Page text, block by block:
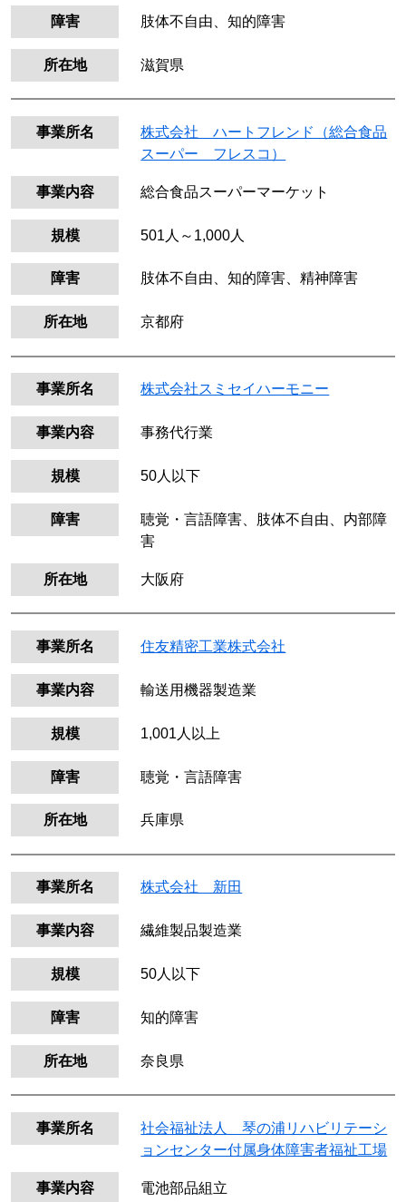
障害 肢体不自由、知的障害
所在地 滋賀県
事業所名
株式会社 ハートフレンド（総合食品
スーパー フレスコ）
事業内容 総合食品スーパーマーケット
規模 501人～1,000人
障害 肢体不自由、知的障害、精神障害
所在地 京都府
事業所名 株式会社スミセイハーモニー
事業内容 事務代行業
規模 50人以下
障害
聴覚・言語障害、肢体不自由、内部障
害
所在地 大阪府
事業所名 住友精密工業株式会社
事業内容 輸送用機器製造業
規模 1,001人以上
障害 聴覚・言語障害
所在地 兵庫県
事業所名 株式会社 新田
事業内容 繊維製品製造業
規模 50人以下
障害 知的障害
所在地 奈良県
事業所名
社会福祉法人 琴の浦リハビリテーシ
ョンセンター付属身体障害者福祉工場
事業内容 電池部品組立